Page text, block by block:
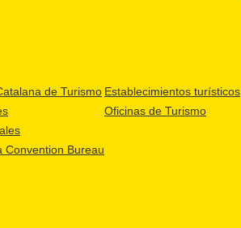
de Turismo
Convention Bureau
Establecimientos turísticos
Oficinas de Turismo